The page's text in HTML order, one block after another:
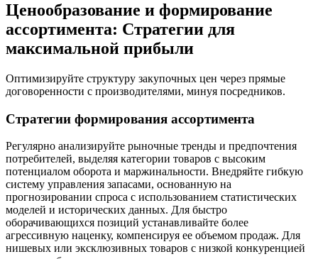
Ценообразование и формирование
ассортимента: Стратегии для
максимальной прибыли
Оптимизируйте структуру закупочных цен через прямые
договоренности с производителями, минуя посредников.
Стратегии формирования ассортимента
Регулярно анализируйте рыночные тренды и предпочтения
потребителей, выделяя категории товаров с высоким
потенциалом оборота и маржинальности. Внедряйте гибкую
систему управления запасами, основанную на
прогнозировании спроса с использованием статистических
моделей и исторических данных. Для быстро
оборачивающихся позиций устанавливайте более
агрессивную наценку, компенсируя ее объемом продаж. Для
нишевых или эксклюзивных товаров с низкой конкуренцией